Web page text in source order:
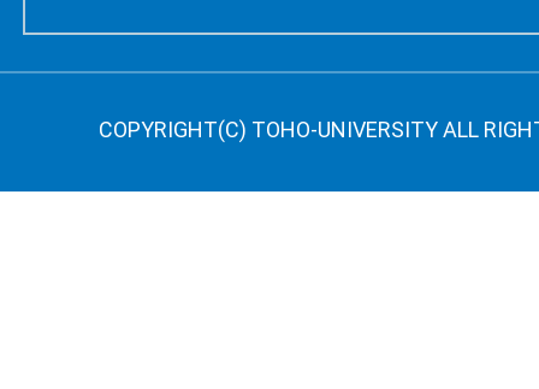
COPYRIGHT(C) TOHO-UNIVERSITY ALL